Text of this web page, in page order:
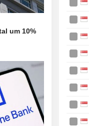
um 10%